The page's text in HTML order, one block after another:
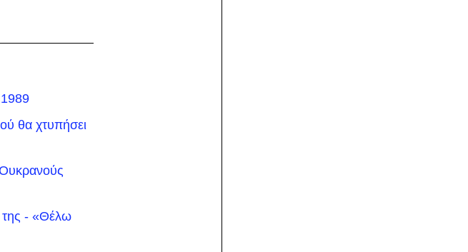
θα χτυπήσει
Ουκρανούς
της - «Θέλω